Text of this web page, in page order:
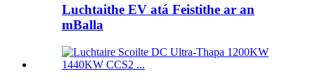
Luchtaithe EV atá Feistithe ar an
mBalla